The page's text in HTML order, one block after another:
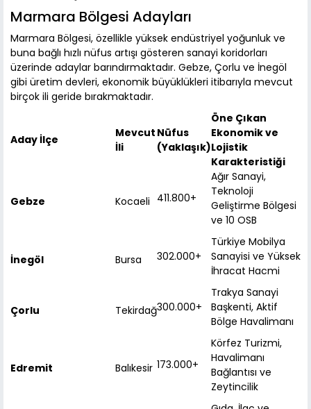
Marmara Bölgesi Adayları
Marmara Bölgesi, özellikle yüksek endüstriyel yoğunluk ve
buna bağlı hızlı nüfus artışı gösteren sanayi koridorları
üzerinde adaylar barındırmaktadır. Gebze, Çorlu ve İnegöl
gibi üretim devleri, ekonomik büyüklükleri itibarıyla mevcut
birçok ili geride bırakmaktadır.
Aday İlçe
Mevcut
İli
Nüfus
(Yaklaşık)
Öne Çıkan
Ekonomik ve
Lojistik
Karakteristiği
Gebze Kocaeli 411.800+
Ağır Sanayi,
Teknoloji
Geliştirme Bölgesi
ve 10 OSB
İnegöl Bursa 302.000+
Türkiye Mobilya
Sanayisi ve Yüksek
İhracat Hacmi
Çorlu Tekirdağ300.000+
Trakya Sanayi
Başkenti, Aktif
Bölge Havalimanı
Edremit Balıkesir 173.000+
Körfez Turizmi,
Havalimanı
Bağlantısı ve
Zeytincilik